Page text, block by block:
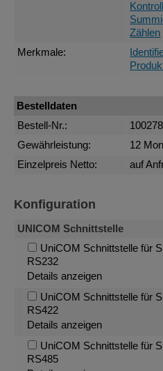
Zählen
Merkmale:
Bestelldaten
Bestell-Nr.:
100278
Gewährleistung:
12
Einzelpreis Netto:
auf
Konfiguration
UNICOM Schnittstelle
UniCOM Schnittstelle für
RS232
Details anzeigen
UniCOM Schnittstelle für
RS422
Details anzeigen
UniCOM Schnittstelle für
RS485